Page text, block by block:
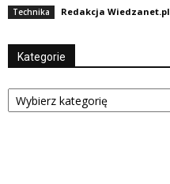
Technika Redakcja Wiedzanet.pl
Kategorie
Kategorie